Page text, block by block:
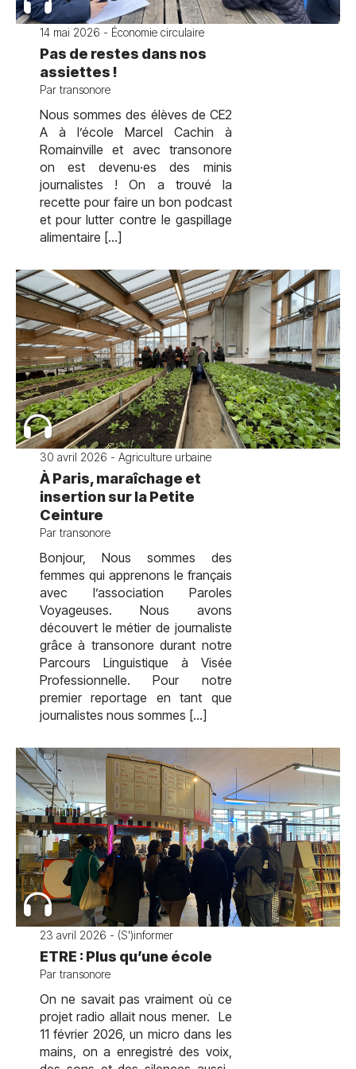
14 mai 2026 - Économie circulaire
Pas de restes dans nos
assiettes !
Par transonore
Nous sommes des élèves de CE2
A à l’école Marcel Cachin à
Romainville et avec transonore
on est devenu·es des minis
journalistes ! On a trouvé la
recette pour faire un bon podcast
et pour lutter contre le gaspillage
alimentaire […]
30 avril 2026 - Agriculture urbaine
À Paris, maraîchage et
insertion sur la Petite
Ceinture
Par transonore
Bonjour, Nous sommes des
femmes qui apprenons le français
avec l’association Paroles
Voyageuses. Nous avons
découvert le métier de journaliste
grâce à transonore durant notre
Parcours Linguistique à Visée
Professionnelle. Pour notre
premier reportage en tant que
journalistes nous sommes […]
23 avril 2026 - (S')informer
ETRE : Plus qu’une école
Par transonore
On ne savait pas vraiment où ce
projet radio allait nous mener. Le
11 février 2026, un micro dans les
mains, on a enregistré des voix,